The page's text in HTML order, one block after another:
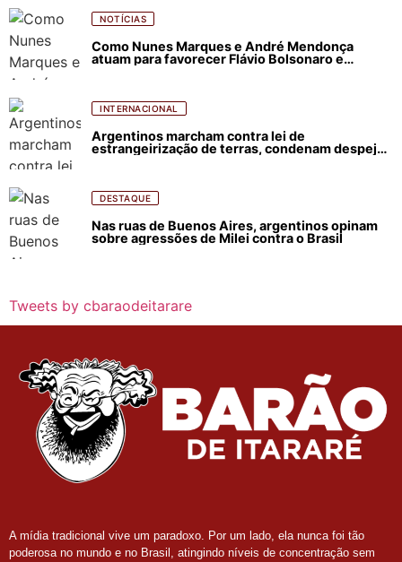
NOTÍCIAS
Como Nunes Marques e André Mendonça
atuam para favorecer Flávio Bolsonaro e
INTERNACIONAL
Argentinos marcham contra lei de
estrangeirização de terras, condenam despejos
DESTAQUE
Nas ruas de Buenos Aires, argentinos opinam
sobre agressões de Milei contra o Brasil
Tweets by cbaraodeitarare
A mídia tradicional vive um paradoxo. Por um lado, ela nunca foi tão
poderosa no mundo e no Brasil, atingindo níveis de concentração sem